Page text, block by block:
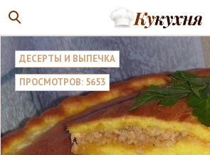
ДЕСЕРТЫ И ВЫПЕЧКА
ПРОСМОТРОВ: 5653